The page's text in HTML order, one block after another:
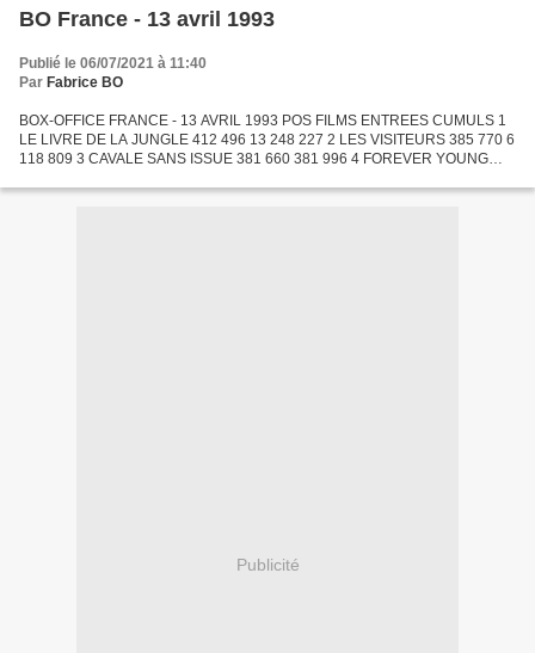
BO France - 13 avril 1993
Publié le 06/07/2021 à 11:40
Par Fabrice BO
BOX-OFFICE FRANCE - 13 AVRIL 1993 POS FILMS ENTREES CUMULS 1
LE LIVRE DE LA JUNGLE 412 496 13 248 227 2 LES VISITEURS 385 770 6
118 809 3 CAVALE SANS ISSUE 381 660 381 996 4 FOREVER YOUNG
Publicité